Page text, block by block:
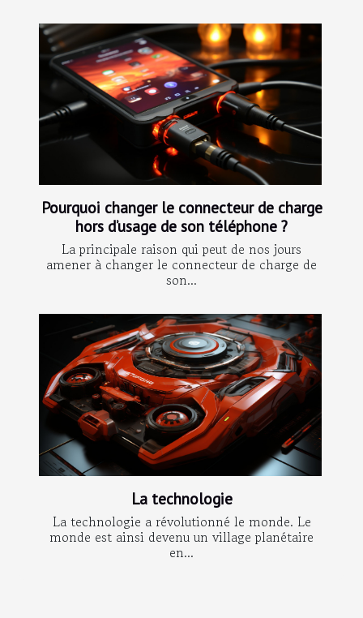
Pourquoi changer le connecteur de charge
hors d’usage de son téléphone ?
La principale raison qui peut de nos jours
amener à changer le connecteur de charge de
son...
La technologie
La technologie a révolutionné le monde. Le
monde est ainsi devenu un village planétaire
en...